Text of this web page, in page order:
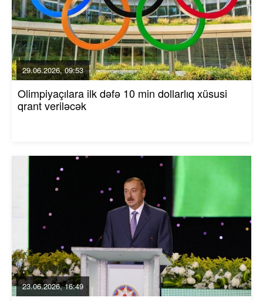
29.06.2026, 09:53
Olimpiyaçılara ilk dəfə 10 min dollarlıq xüsusi
qrant veriləcək
23.06.2026, 16:49